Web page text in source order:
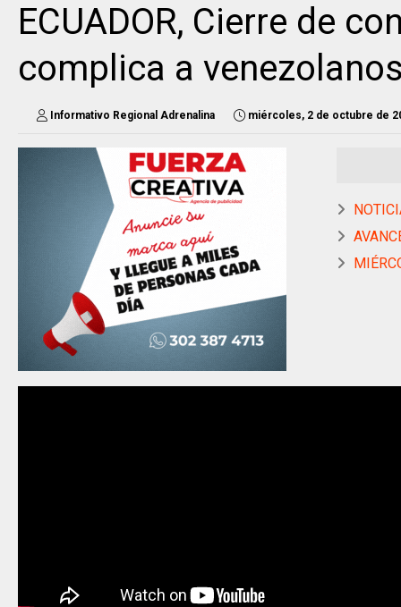
ECUADOR, Cierre de
complica a
Informativo Regional Adrenalina miércoles, 2 de octubre de